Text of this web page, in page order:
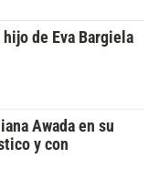
de Eva Bargiela
Awada en su
y con